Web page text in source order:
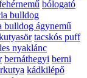
bólogató
bulldog
bulldog ágynemű
tacskós puff
nyaklánc
bernáthegyi berni
kádkilépő